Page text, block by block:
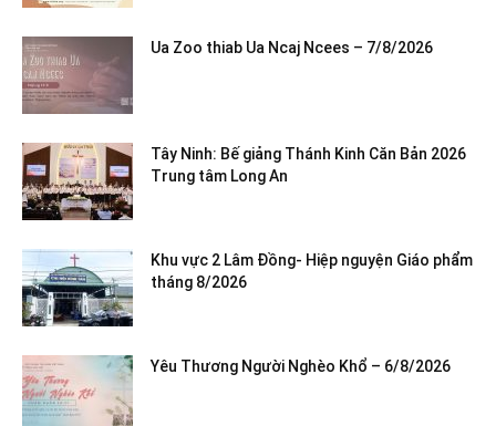
Ua Zoo thiab Ua Ncaj Ncees – 7/8/2026
Tây Ninh: Bế giảng Thánh Kinh Căn Bản 2026
Trung tâm Long An
Khu vực 2 Lâm Đồng- Hiệp nguyện Giáo phẩm
tháng 8/2026
Yêu Thương Người Nghèo Khổ – 6/8/2026